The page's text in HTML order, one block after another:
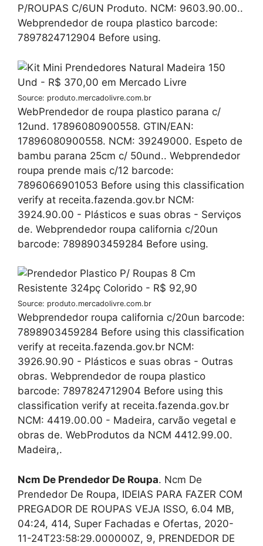
P/ROUPAS C/6UN Produto. NCM: 9603.90.00..
Webprendedor de roupa plastico barcode:
7897824712904 Before using.
Source: produto.mercadolivre.com.br
WebPrendedor de roupa plastico parana c/
12und. 17896080900558. GTIN/EAN:
17896080900558. NCM: 39249000. Espeto de
bambu parana 25cm c/ 50und.. Webprendedor
roupa prende mais c/12 barcode:
7896066901053 Before using this classification
verify at receita.fazenda.gov.br NCM:
3924.90.00 - Plásticos e suas obras - Serviços
de. Webprendedor roupa california c/20un
barcode: 7898903459284 Before using.
Source: produto.mercadolivre.com.br
Webprendedor roupa california c/20un barcode:
7898903459284 Before using this classification
verify at receita.fazenda.gov.br NCM:
3926.90.90 - Plásticos e suas obras - Outras
obras. Webprendedor de roupa plastico
barcode: 7897824712904 Before using this
classification verify at receita.fazenda.gov.br
NCM: 4419.00.00 - Madeira, carvão vegetal e
obras de. WebProdutos da NCM 4412.99.00.
Madeira,.
Ncm De Prendedor De Roupa. Ncm De
Prendedor De Roupa, IDEIAS PARA FAZER COM
PREGADOR DE ROUPAS VEJA ISSO, 6.04 MB,
04:24, 414, Super Fachadas e Ofertas, 2020-
11-24T23:58:29.000000Z, 9, PRENDEDOR DE